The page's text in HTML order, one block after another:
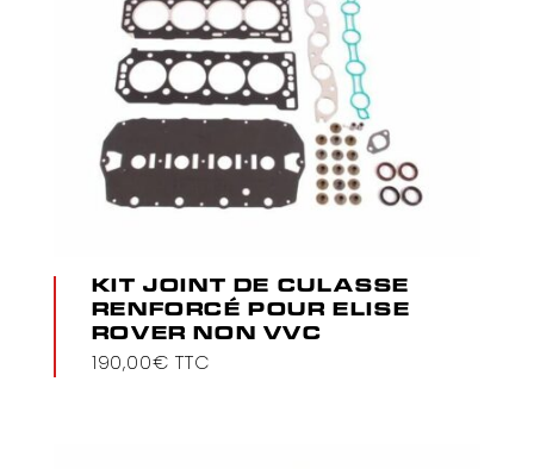
KIT JOINT DE CULASSE
RENFORCÉ POUR ELISE
ROVER NON VVC
190,00€ TTC
Admission (air essence)
Carrosserie
Echappement
Electricité
Fluides
Freinage
Habitacle
Moteur
Trains roulants
Transmission
Marques